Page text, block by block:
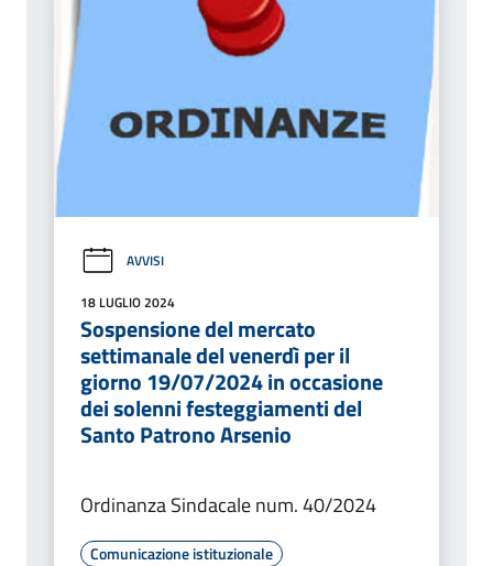
AVVISI
18 LUGLIO 2024
Sospensione del mercato
settimanale del venerdì per il
giorno 19/07/2024 in occasione
dei solenni festeggiamenti del
Santo Patrono Arsenio
Ordinanza Sindacale num. 40/2024
Comunicazione istituzionale